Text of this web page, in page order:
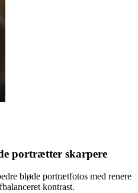
portrætter skarpere
bløde portrætfotos med renere
kontrast.